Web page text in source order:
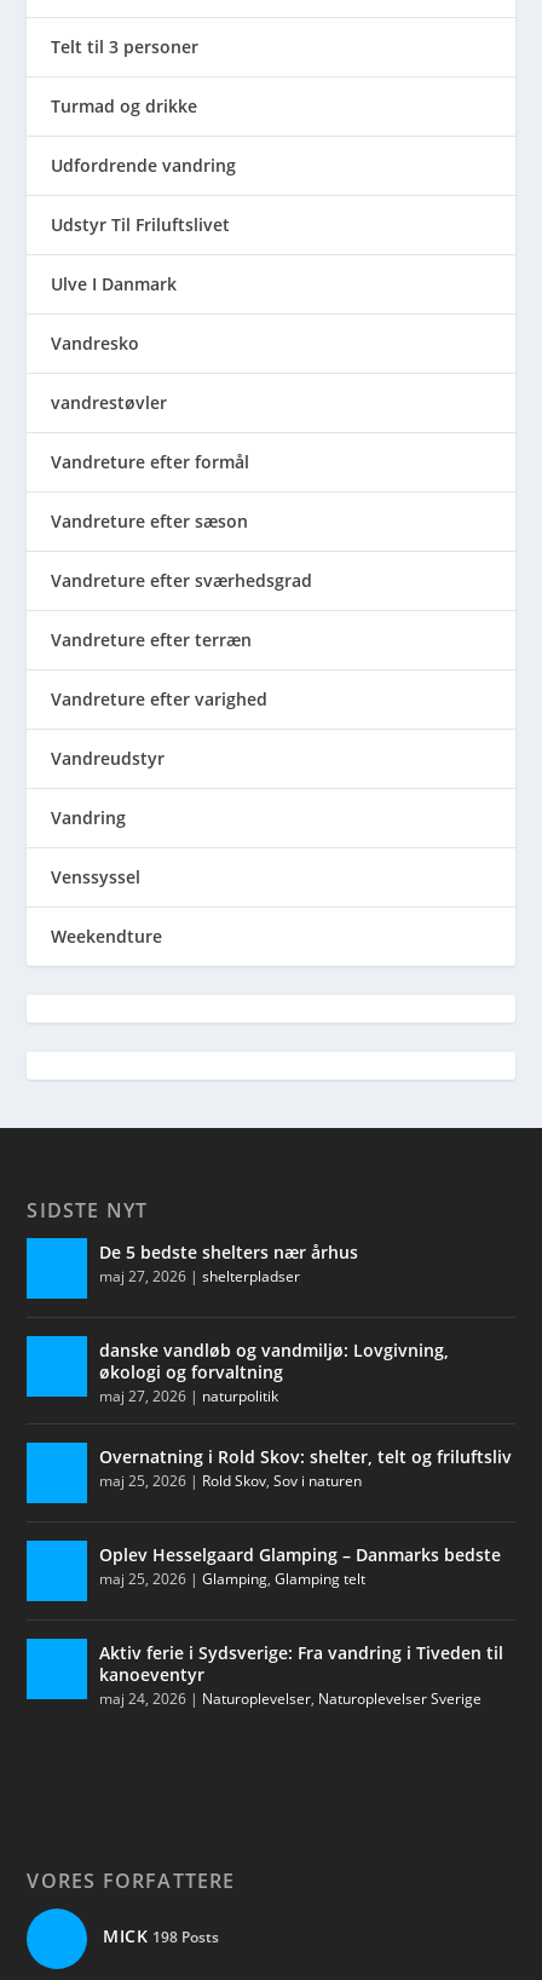
Telt til 3 personer
Turmad og drikke
Udfordrende vandring
Udstyr Til Friluftslivet
Ulve I Danmark
Vandresko
vandrestøvler
Vandreture efter formål
Vandreture efter sæson
Vandreture efter sværhedsgrad
Vandreture efter terræn
Vandreture efter varighed
Vandreudstyr
Vandring
Venssyssel
Weekendture
SIDSTE NYT
De 5 bedste shelters nær århus
maj 27, 2026 |shelterpladser
danske vandløb og vandmiljø: Lovgivning,
økologi og forvaltning
maj 27, 2026 | naturpolitik
Overnatning i Rold Skov: shelter, telt og friluftsliv
maj 25, 2026 | Rold Skov,Sov i naturen
Oplev Hesselgaard Glamping – Danmarks bedste
maj 25, 2026 |Glamping,Glamping telt
Aktiv ferie i Sydsverige: Fra vandring i Tiveden til
kanoeventyr
maj 24, 2026 | Naturoplevelser, Naturoplevelser Sverige
VORES FORFATTERE
MICK 198 Posts